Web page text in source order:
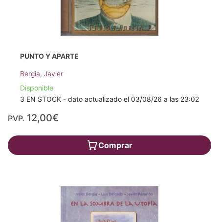
PUNTO Y APARTE
Bergia, Javier
Disponible
3 EN STOCK - dato actualizado el 03/08/26 a las 23:02
PVP. 12,00€
Comprar